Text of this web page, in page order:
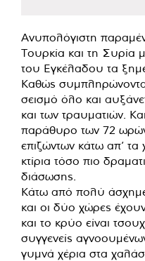
Ανυπολόγιστη
Τουρκία και τη Συρία
του Εγκέλαδου τα
Καθώς
σεισμό όλο και
και των τραυματιών.
παράθυρο των 72
επιζώντων κάτω απ’ τα
κτίρια τόσο πιο
διάσωσης.
Κάτω από πολύ
και οι δύο χώρες
και το κρύο είναι
συγγενείς
γυμνά χέρια στα